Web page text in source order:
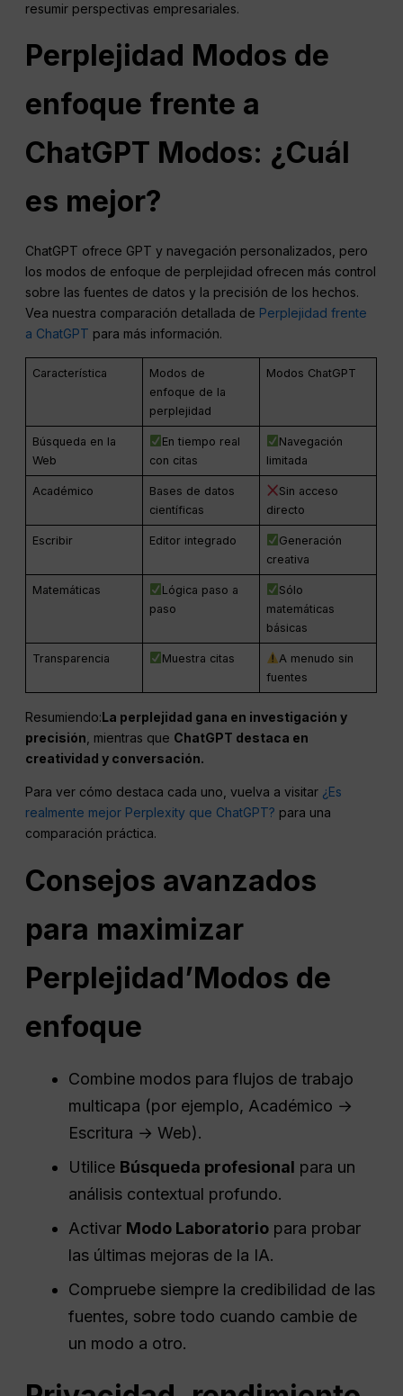
resumir perspectivas empresariales.
Perplejidad Modos de
enfoque frente a
ChatGPT Modos: ¿Cuál
es mejor?
ChatGPT ofrece GPT y navegación personalizados, pero
los modos de enfoque de perplejidad ofrecen más control
sobre las fuentes de datos y la precisión de los hechos.
Vea nuestra comparación detallada de Perplejidad frente
a ChatGPT para más información.
Característica
Modos de
enfoque de la
perplejidad
Modos ChatGPT
Búsqueda en la
Web
En tiempo real
con citas
Navegación
limitada
Académico
Bases de datos
científicas
Sin acceso
directo
Escribir Editor integrado
Generación
creativa
Matemáticas
Lógica paso a
paso
Sólo
matemáticas
básicas
Transparencia Muestra citas
A menudo sin
fuentes
Resumiendo:La perplejidad gana en investigación y
precisión , mientras que ChatGPT destaca en
creatividad y conversación.
Para ver cómo destaca cada uno, vuelva a visitar ¿Es
realmente mejor Perplexity que ChatGPT? para una
comparación práctica.
Consejos avanzados
para maximizar
Perplejidad’Modos de
enfoque
Combine modos para flujos de trabajo
multicapa (por ejemplo, Académico →
Escritura → Web).
Utilice Búsqueda profesional para un
análisis contextual profundo.
Activar Modo Laboratorio para probar
las últimas mejoras de la IA.
Compruebe siempre la credibilidad de las
fuentes, sobre todo cuando cambie de
un modo a otro.